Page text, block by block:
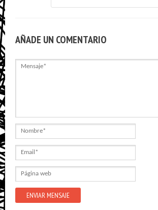
AÑADE UN COMENTARIO
Mensaje
Nombre
Email
Página
web